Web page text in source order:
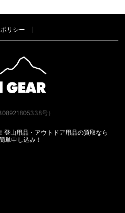
リシー
号）
登山用品・アウトドア用品の買取なら
単申し込み！